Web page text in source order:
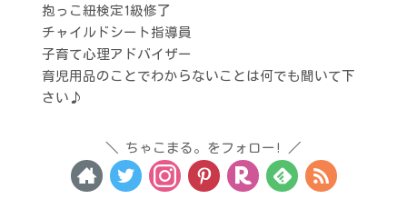
抱っこ紐検定1級修了
チャイルドシート指導員
子育て心理アドバイザー
育児用品のことでわからないことは何でも聞いて下
さい♪
ちゃこまる。をフォロー!